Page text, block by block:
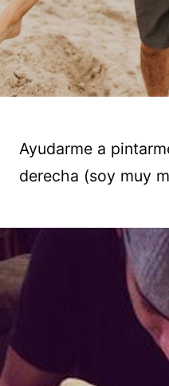
Ayudarme a
derecha (soy muy